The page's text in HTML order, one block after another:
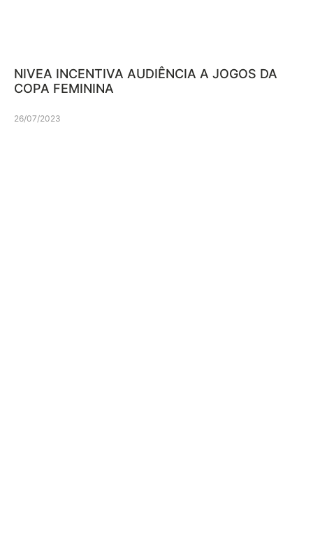
NIVEA INCENTIVA AUDIÊNCIA A JOGOS DA
COPA FEMININA
26/07/2023